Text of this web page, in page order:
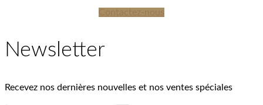
Newsletter
Recevez nos dernières nouvelles et nos ventes spéciales